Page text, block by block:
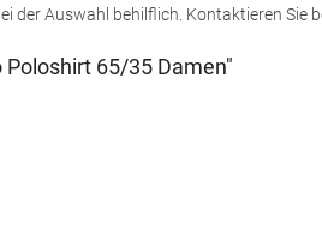
der Auswahl behilflich. Kontaktieren
Poloshirt 65/35 Damen"